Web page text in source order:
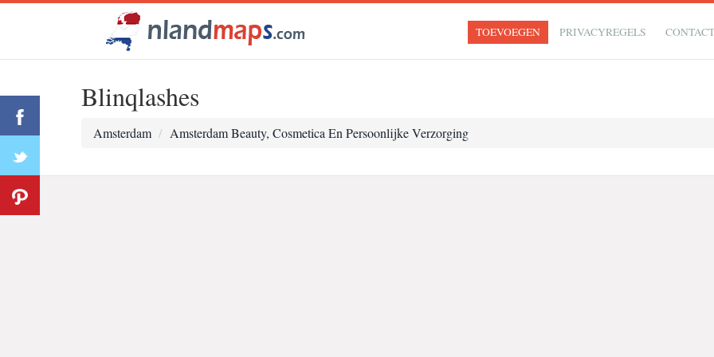
TOEVOEGEN PRIVACYREGELS
Blinqlashes
Amsterdam Amsterdam Beauty, Cosmetica En Persoonlijke Verzorging